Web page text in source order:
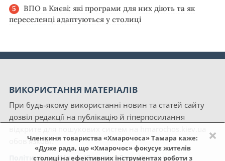
×
Членкиня товариства «Хмарочоса» Тамара каже:
«Дуже рада, що «Хмарочос» фокусує жителів
столиці на ефективних інструментах роботи з
ВПО в Києві: які програми для них діють та як
переселенці адаптуються у столиці
ВИКОРИСТАННЯ МАТЕРІАЛІВ
При будь-якому використанні новин та статей сайту
дозвіл редакції на публікацію й гіперпосилання
обов'язкові.
Політика конфіденційності сайту «Хмарочос»